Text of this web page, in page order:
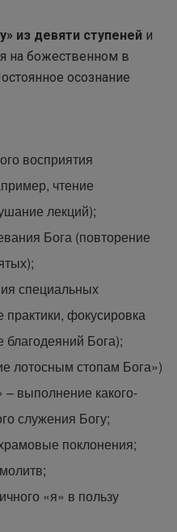
из девяти ступеней и
на божественном в
осознание
восприятия
чтение
лекций);
Бога (повторение
специальных
фокусировка
Бога);
лотосным стопам Бога»)
выполнение какого-
служения Богу;
поклонения;
«я» в пользу